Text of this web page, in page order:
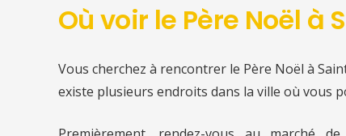
Où voir le Père Noël
Vous cherchez à rencontrer le Père Noël à
existe plusieurs endroits dans la ville où vous